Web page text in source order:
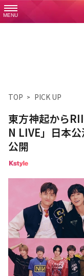
MENU
TOP PICK UP
東方神起から
N LIVE」日本
公開